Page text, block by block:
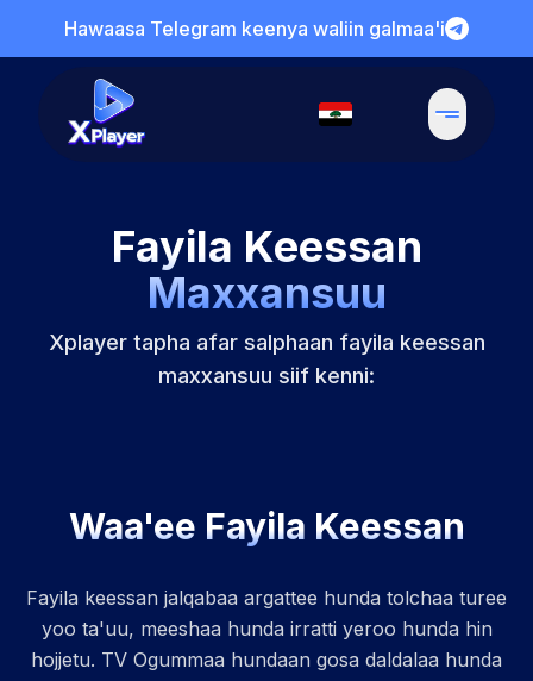
Hawaasa Telegram keenya waliin galmaa'i
Fayila Keessan
Maxxansuu
Xplayer tapha afar salphaan fayila keessan
maxxansuu siif kenni:
Waa'ee Fayila Keessan
Fayila keessan jalqabaa argattee hunda tolchaa turee
yoo ta'uu, meeshaa hunda irratti yeroo hunda hin
hojjetu. TV Ogummaa hundaan gosa daldalaa hunda